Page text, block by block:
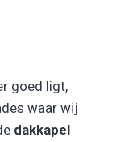
goed ligt,
waar wij
dakkapel